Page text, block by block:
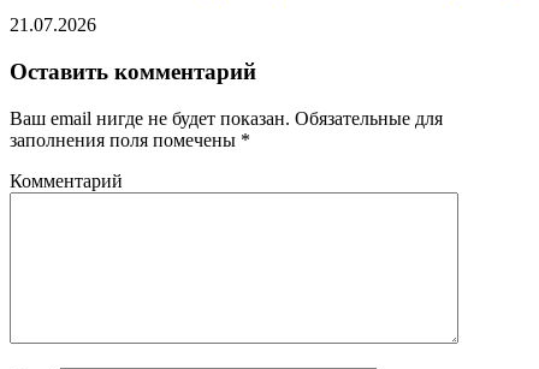
21.07.2026
Оставить комментарий
Ваш email нигде не будет показан. Обязательные для
заполнения поля помечены *
Комментарий